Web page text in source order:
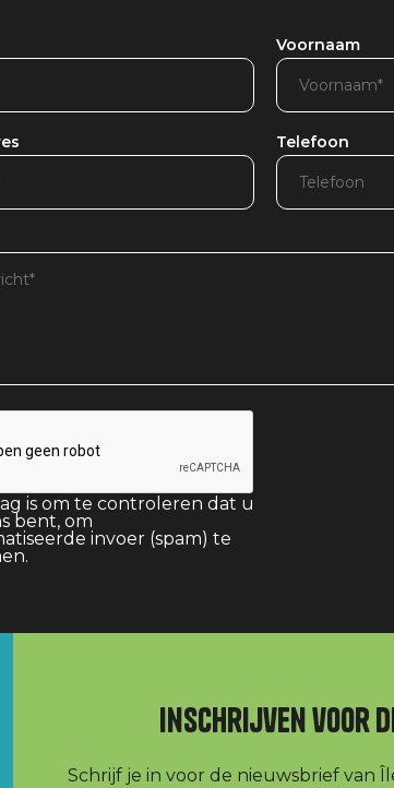
Voornaam
Telefoon
is om te controleren dat u
bent, om
invoer (spam) te
Inschrijven voor
Schrijf je in voor de nieuwsbrief van